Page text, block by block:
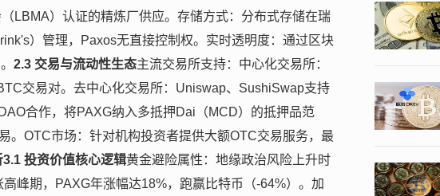
LBMA）认证的精炼厂供应。存储方式：分布式存储在瑞
）管理，Paxos无直接控制权。实时透明度：通过区块
2.3 交易与流动性生态主流交易所支持：中心化交易所：
交易对。去中心化交易所：Uniswap、SushiSwap支持
合作，将PAXG纳入多抵押Dai（MCD）的抵押品范
。OTC市场：针对机构投资者提供大额OTC交易服务，最
3.1 投资价值核心逻辑黄金避险属性：地缘政治风险上升时
峰期，PAXG年涨幅达18%，跑赢比特币（-64%）。加